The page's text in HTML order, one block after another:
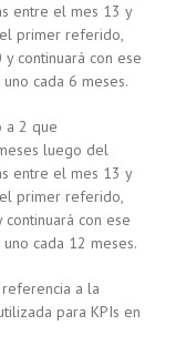
entre el mes 13 y
primer referido,
continuará con ese
cada 6 meses.
a 2 que
luego del
entre el mes 13 y
primer referido,
continuará con ese
cada 12 meses.
a la
para KPIs en